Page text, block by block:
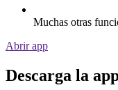
Muchas otras
Abrir app
Descarga la